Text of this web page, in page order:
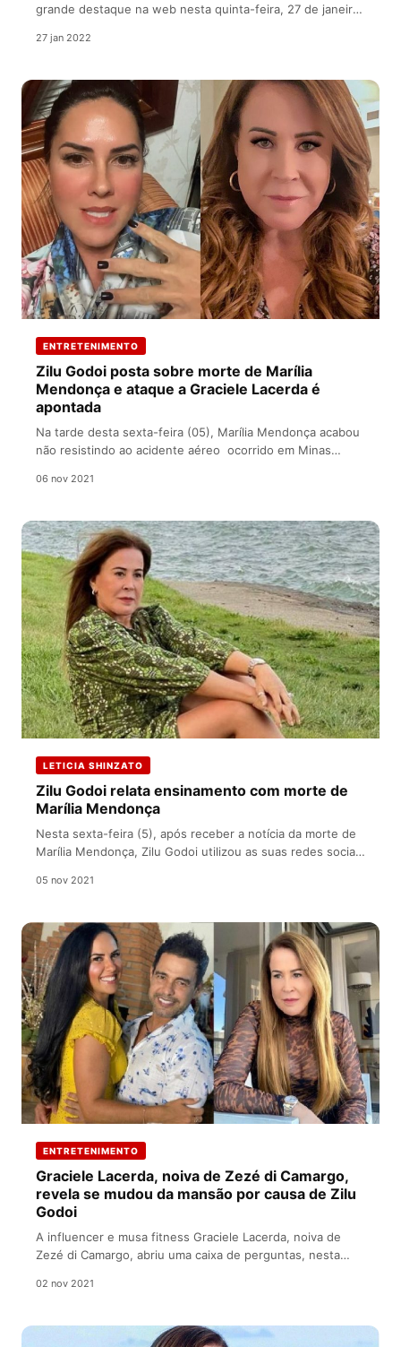
grande destaque na web nesta quinta-feira, 27 de janeiro.
27 jan 2022
ENTRETENIMENTO
Zilu Godoi posta sobre morte de Marília
Mendonça e ataque a Graciele Lacerda é
apontada
Na tarde desta sexta-feira (05), Marília Mendonça acabou
não resistindo ao acidente aéreo ocorrido em Minas
06 nov 2021
LETICIA SHINZATO
Zilu Godoi relata ensinamento com morte de
Marília Mendonça
Nesta sexta-feira (5), após receber a notícia da morte de
Marília Mendonça, Zilu Godoi utilizou as suas redes sociais
05 nov 2021
ENTRETENIMENTO
Graciele Lacerda, noiva de Zezé di Camargo,
revela se mudou da mansão por causa de Zilu
Godoi
A influencer e musa fitness Graciele Lacerda, noiva de
Zezé di Camargo, abriu uma caixa de perguntas, nesta
02 nov 2021